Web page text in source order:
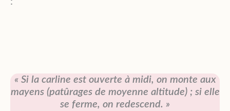
« Si la carline est ouverte à midi, on monte aux
mayens (patûrages de moyenne altitude) ; si elle
se ferme, on redescend. »